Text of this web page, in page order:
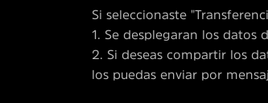
Si seleccionaste
1. Se desplegaran los datos
2. Si deseas compartir los
los puedas enviar por